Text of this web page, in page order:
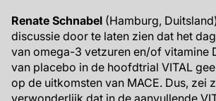
Renate Schnabel (Hamburg,
discussie door te laten zien dat het
van omega-3 vetzuren en/of vitamine
van placebo in de hoofdtrial VITAL
op de uitkomsten van MACE. Dus, zei
verwonderlijk dat in de aanvullende